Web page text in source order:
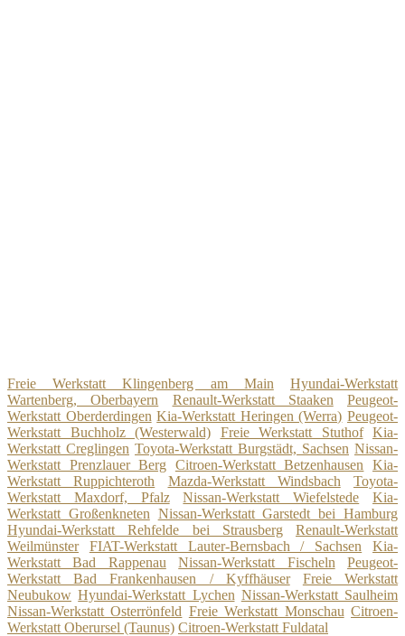
Freie Werkstatt Klingenberg am Main
Hyundai-Werkstatt
Wartenberg, Oberbayern
Renault-Werkstatt Staaken
Peugeot-
Werkstatt Oberderdingen Kia-Werkstatt Heringen (Werra) Peugeot-
Werkstatt Buchholz (Westerwald)
Freie Werkstatt Stuthof
Kia-
Werkstatt Creglingen Toyota-Werkstatt Burgstädt, Sachsen Nissan-
Werkstatt Prenzlauer Berg Citroen-Werkstatt Betzenhausen
Kia-
Werkstatt Ruppichteroth
Mazda-Werkstatt Windsbach
Toyota-
Werkstatt Maxdorf, Pfalz
Nissan-Werkstatt Wiefelstede
Kia-
Werkstatt Großenkneten Nissan-Werkstatt Garstedt bei Hamburg
Hyundai-Werkstatt Rehfelde bei Strausberg
Renault-Werkstatt
Weilmünster
FIAT-Werkstatt Lauter-Bernsbach / Sachsen
Kia-
Werkstatt Bad Rappenau
Nissan-Werkstatt Fischeln
Peugeot-
Werkstatt Bad Frankenhausen / Kyffhäuser
Freie Werkstatt
Neubukow Hyundai-Werkstatt Lychen Nissan-Werkstatt Saulheim
Nissan-Werkstatt Osterrönfeld Freie Werkstatt Monschau Citroen-
Werkstatt Oberursel (Taunus) Citroen-Werkstatt Fuldatal